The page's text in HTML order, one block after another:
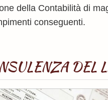
della Contabilità di
conseguenti.
DEL